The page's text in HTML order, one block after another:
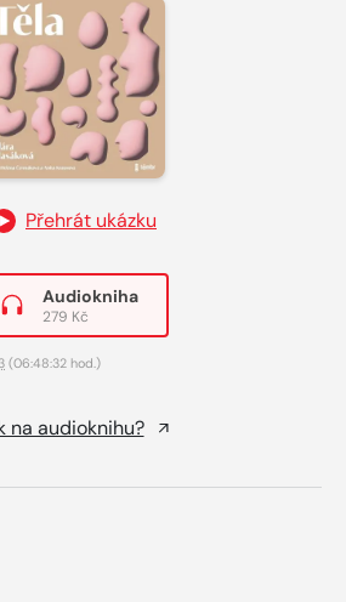
Přehrát ukázku
Audiokniha
279 Kč
(06:48:32 hod.)
na audioknihu?